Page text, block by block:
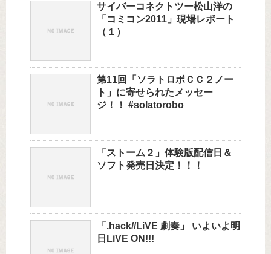
サイバーコネクトツー松山洋の
「コミコン2011」現場レポート
（１）
第11回「ソラトロボＣＣ２ノー
ト」に寄せられたメッセー
ジ！！ #solatorobo
「ストーム２」体験版配信日＆
ソフト発売日決定！！！
「.hack//LiVE 劇奏」 いよいよ明
日LiVE ON!!!